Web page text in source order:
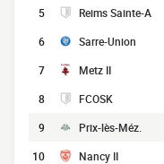
5 Reims Sainte-A
6 Sarre-Union
7 Metz II
8 FCOSK
9 Prix-lès-Méz.
10
Nancy II